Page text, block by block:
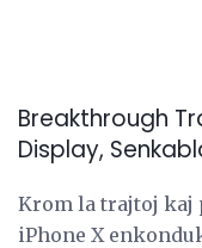
Breakthrough
Display,
Krom la trajtoj kaj
iPhone X